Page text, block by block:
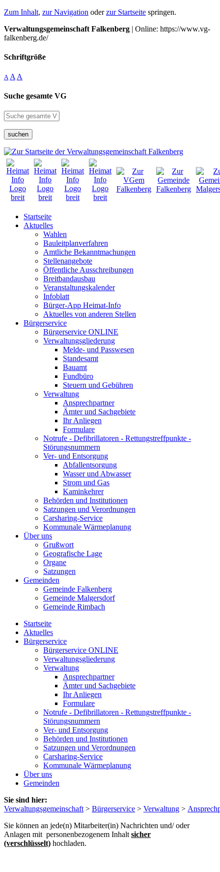
Zum Inhalt, zur Navigation oderzur Startseite springen.
Verwaltungsgemeinschaft Falkenberg | Online: https://www.vg-
falkenberg.de/
Schriftgröße
A A A
Suche gesamte VG
suchen
Startseite
Aktuelles
Wahlen
Bauleitplanverfahren
Amtliche Bekanntmachungen
Stellenangebote
Öffentliche Ausschreibungen
Breitbandausbau
Veranstaltungskalender
Infoblatt
Bürger-App Heimat-Info
Aktuelles von anderen Stellen
Bürgerservice
Bürgerservice ONLINE
Verwaltungsgliederung
Melde- und Passwesen
Standesamt
Bauamt
Fundbüro
Steuern und Gebühren
Verwaltung
Ansprechpartner
Ämter und Sachgebiete
Ihr Anliegen
Formulare
Notrufe - Defibrillatoren - Rettungstreffpunkte -
Störungsnummern
Ver- und Entsorgung
Abfallentsorgung
Wasser und Abwasser
Strom und Gas
Kaminkehrer
Behörden und Institutionen
Satzungen und Verordnungen
Carsharing-Service
Kommunale Wärmeplanung
Über uns
Grußwort
Geografische Lage
Organe
Satzungen
Gemeinden
Gemeinde Falkenberg
Gemeinde Malgersdorf
Gemeinde Rimbach
Startseite
Aktuelles
Bürgerservice
Bürgerservice ONLINE
Verwaltungsgliederung
Verwaltung
Ansprechpartner
Ämter und Sachgebiete
Ihr Anliegen
Formulare
Notrufe - Defibrillatoren - Rettungstreffpunkte -
Störungsnummern
Ver- und Entsorgung
Behörden und Institutionen
Satzungen und Verordnungen
Carsharing-Service
Kommunale Wärmeplanung
Über uns
Gemeinden
Sie sind hier:
Verwaltungsgemeinschaft > Bürgerservice > Verwaltung >
Sie können an jede(n) Mitarbeiter(in) Nachrichten und/ oder
Anlagen mit personenbezogenem Inhalt sicher
(verschlüsselt) hochladen.